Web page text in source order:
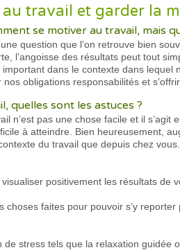
travail et garder la
se motiver au travail, mais
question que l’on retrouve bien
l’angoisse des résultats peut tout
dans le contexte dans
obligations responsabilités et
quelles sont les astuces ?
n’est pas une chose facile et il
à atteindre. Bien heureusement,
du travail que depuis chez
positivement les résultats de
choses faites pour pouvoir s’y
stress tels que la relaxation guidée